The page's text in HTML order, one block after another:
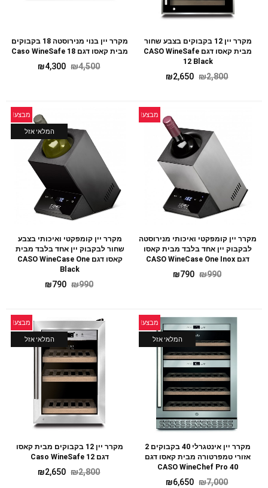
מקרר יין בנוי מנירוסטה 18 בקבוקים
מבית קאסו דגם Caso WineSafe 18
₪4,500
₪4,300
מקרר יין 12 בקבוקים בצבע שחור
מבית קאסו דגם CASO WineSafe
12 Black
₪2,800
₪2,650
מבצע!
המלאי אזל
מקרר יין קומפקטי ואיכותי בצבע
שחור לבקבוק יין אחד בלבד מבית
קאסו דגם CASO WineCase One
Black
₪990
₪790
מבצע!
מקרר יין קומפקטי ואיכותי מנירוסטה
לבקבוק יין אחד בלבד מבית קאסו
דגם CASO WineCase One Inox
₪990
₪790
מבצע!
המלאי אזל
מקרר יין 12 בקבוקים מבית קאסו
דגם Caso WineSafe 12
₪2,800
₪2,650
מבצע!
המלאי אזל
מקרר יין אינטגרלי 40 בקבוקים 2
אזורי טמפרטורה מבית קאסו דגם
CASO WineChef Pro 40
₪7,000
₪6,650